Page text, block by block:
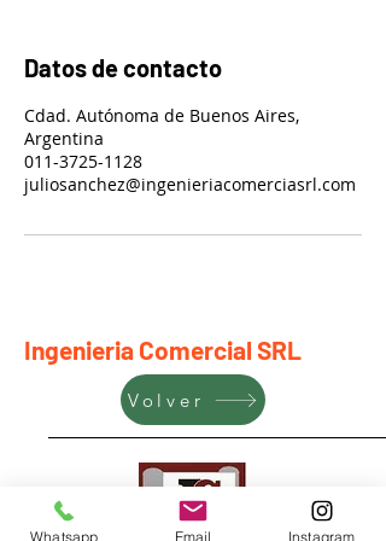
Datos de contacto
Cdad. Autónoma de Buenos Aires,
Argentina
011-3725-1128
juliosanchez@ingenieriacomerciasrl.com
Ingenieria Comercial SRL
Volver
Whatsapp Email Instagram